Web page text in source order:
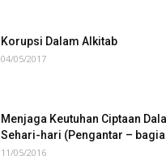
Korupsi Dalam Alkitab
04/05/2017
Menjaga Keutuhan Ciptaan
Sehari-hari (Pengantar –
11/05/2016